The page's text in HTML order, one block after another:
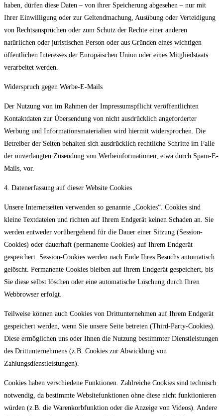
haben, dürfen diese Daten – von ihrer Speicherung abgesehen – nur mit
Ihrer Einwilligung oder zur Geltendmachung, Ausübung oder Verteidigung
von Rechtsansprüchen oder zum Schutz der Rechte einer anderen
natürlichen oder juristischen Person oder aus Gründen eines wichtigen
öffentlichen Interesses der Europäischen Union oder eines Mitgliedstaats
verarbeitet werden.
Widerspruch gegen Werbe-E-Mails
Der Nutzung von im Rahmen der Impressumspflicht veröffentlichten
Kontaktdaten zur Übersendung von nicht ausdrücklich angeforderter
Werbung und Informationsmaterialien wird hiermit widersprochen. Die
Betreiber der Seiten behalten sich ausdrücklich rechtliche Schritte im Falle
der unverlangten Zusendung von Werbeinformationen, etwa durch Spam-E-
Mails, vor.
4. Datenerfassung auf dieser Website Cookies
Unsere Internetseiten verwenden so genannte „Cookies“. Cookies sind
kleine Textdateien und richten auf Ihrem Endgerät keinen Schaden an. Sie
werden entweder vorübergehend für die Dauer einer Sitzung (Session-
Cookies) oder dauerhaft (permanente Cookies) auf Ihrem Endgerät
gespeichert. Session-Cookies werden nach Ende Ihres Besuchs automatisch
gelöscht. Permanente Cookies bleiben auf Ihrem Endgerät gespeichert, bis
Sie diese selbst löschen oder eine automatische Löschung durch Ihren
Webbrowser erfolgt.
Teilweise können auch Cookies von Drittunternehmen auf Ihrem Endgerät
gespeichert werden, wenn Sie unsere Seite betreten (Third-Party-Cookies).
Diese ermöglichen uns oder Ihnen die Nutzung bestimmter Dienstleistungen
des Drittunternehmens (z.B. Cookies zur Abwicklung von
Zahlungsdienstleistungen).
Cookies haben verschiedene Funktionen. Zahlreiche Cookies sind technisch
notwendig, da bestimmte Websitefunktionen ohne diese nicht funktionieren
würden (z.B. die Warenkorbfunktion oder die Anzeige von Videos). Andere